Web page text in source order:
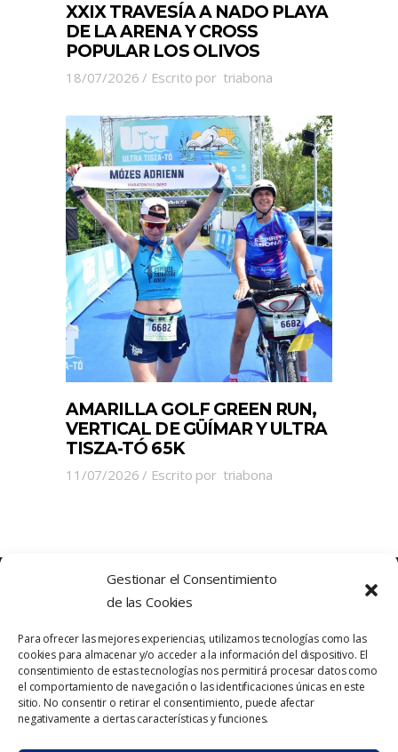
Gestionar el Consentimiento
de las Cookies
Para ofrecer las mejores experiencias, utilizamos tecnologías como las
cookies para almacenar y/o acceder a la información del dispositivo. El
consentimiento de estas tecnologías nos permitirá procesar datos como
el comportamiento de navegación o las identificaciones únicas en este
sitio. No consentir o retirar el consentimiento, puede afectar
negativamente a ciertas características y funciones.
XXIX TRAVESÍA A NADO PLAYA
DE LA ARENA Y CROSS
POPULAR LOS OLIVOS
18/07/2026 Escrito por triabona
AMARILLA GOLF GREEN RUN,
VERTICAL DE GÜÍMAR Y ULTRA
TISZA-TÓ 65K
11/07/2026 Escrito por triabona
Política de Privacidad